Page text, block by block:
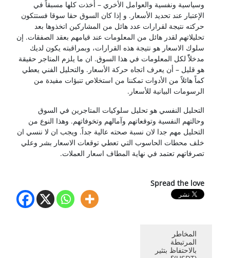
وسياسية ونفسية والعوامل الأخري – أخذت كلها مسبقاً في
الإعتبار عند تحديد الأسعار. و إذا كان السوق حقا سوقا فستتكون
حركته نتيجة لقرارات عدد هائل من المشاركين اتخذوها بعد
تحليلاتهم لقدر هائل من المعلومات عند قيامهم بعقد الصفقات. إن
سلوك الاسعار هو نتيجة هذه القرارات، وبمراقبته يكون لديك
مدخلاًً لكل المعلومات في هذا السوق. ان ما يلزم المتاجر حقيقة
هو قليل – أن يعرف اتجاه حركة الأسعار. والتحليل الفني يعطي
كماً هائلاً من الأدوات تمكننا من استخلاص تنبؤات مفيدة من
الرسومات البيانية للأسعار.
التحليل النفسي هو تحليل سلوكيات المتاجرين في السوق
وحالتهم النفسية وتوقعاتهم وآمالهم وتخوفاتهم. وهذا النوع من
التحليل مهم جدا لان نسبة صحته عالية جداً. ويجب ان لا ننسي ان
خلف محطات الحاسوب التي تعطي توقعات الاسعار بشر وعلي
تصرفاتهم تعتمد في نهاية المطاف اسعار العملات.
Spread the love
المخاطر
المرتبطة
بالاحتفاظ بتثير